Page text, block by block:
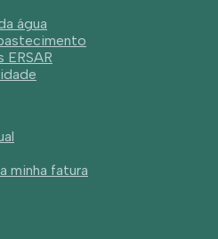
água
ERSAR
minha fatura